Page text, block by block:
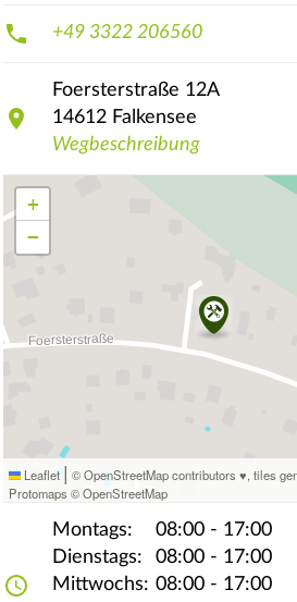
+49 3322 206560
Foersterstraße 12A
14612 Falkensee
Wegbeschreibung
+
−
Leaflet | © OpenStreetMap contributors ♥,tiles
Protomaps ©OpenStreetMap
Montags:
08:00 - 17:00
Dienstags:
08:00 - 17:00
Mittwochs: 08:00 - 17:00